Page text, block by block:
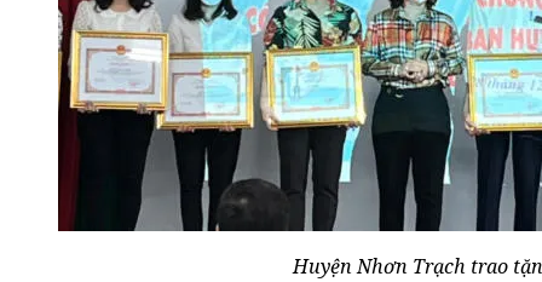
Huyện Nhơn Trạch trao